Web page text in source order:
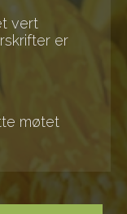
vert
er
møtet